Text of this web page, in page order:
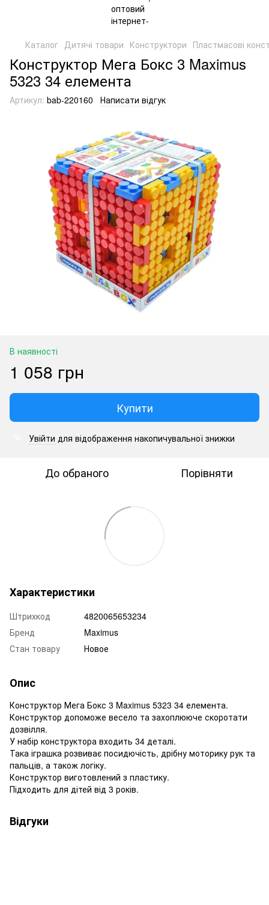
Каталог Дитячі товари Конструктори Пластмасові
Конструктор Мега Бокс 3 Maximus
5323 34 елемента
Артикул: bab-220160 Написати відгук
В наявності
1 058 грн
Купити
Увійти для відображення накопичувальної знижки
До обраного Порівняти
Характеристики
Штрихкод
4820065653234
Бренд
Maximus
Стан товару
Новое
Опис
Конструктор Мега Бокс 3 Maximus 5323 34 елемента.
Конструктор допоможе весело та захоплююче скоротати
дозвілля.
У набір конструктора входить 34 деталі.
Така іграшка розвиває посидючість, дрібну моторику рук та
пальців, а також логіку.
Конструктор виготовлений з пластику.
Підходить для дітей від 3 років.
Відгуки